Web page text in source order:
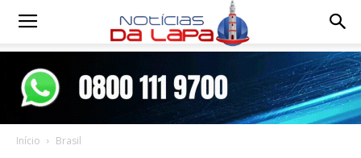
Notícias
Início Brasil